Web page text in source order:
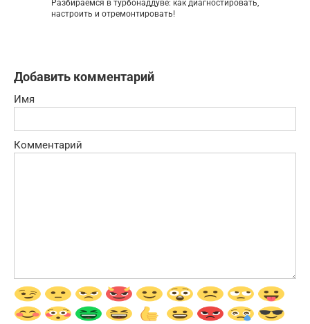
Разбираемся в турбонаддуве: как диагностировать,
настроить и отремонтировать!
Добавить комментарий
Имя
Комментарий